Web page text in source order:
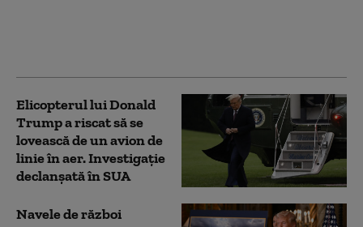
Elicopterul lui Donald
Trump a riscat să se
lovească de un avion de
linie în aer. Investigație
declanșată în SUA
Navele de război